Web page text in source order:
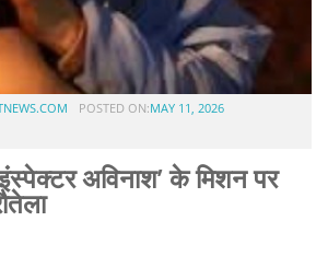
POSTED ON:MAY 11, 2026
अविनाश’ के मिशन पर